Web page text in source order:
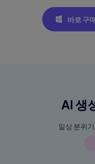
바로 구
AI 생
일상 분위